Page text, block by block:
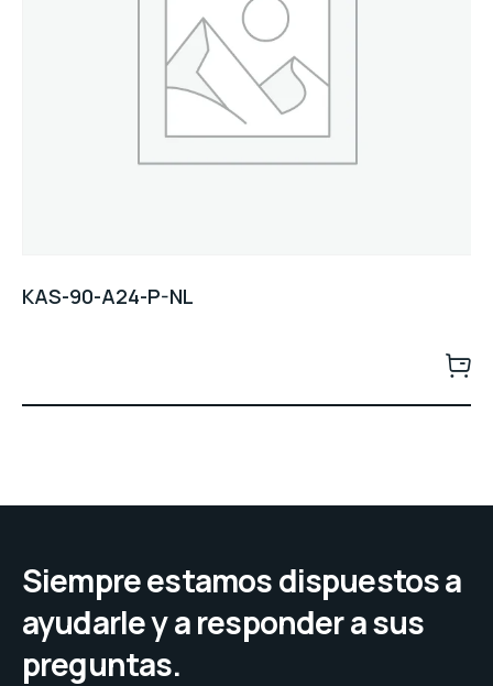
KAS-90-A24-P-NL
Siempre estamos dispuestos a
ayudarle y a responder a sus
preguntas.